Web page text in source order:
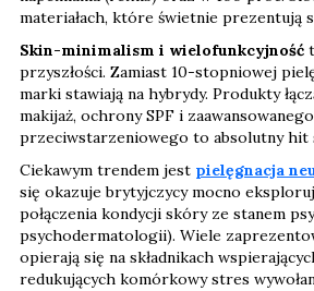
materiałach, które świetnie prezentują
Skin-minimalism i wielofunkcyjność
przyszłości. Zamiast 10-stopniowej
marki stawiają na hybrydy. Produkty
makijaż, ochrony SPF i
przeciwstarzeniowego to absolutny hit
Ciekawym trendem jest pielęgnacja
się okazuje brytyjczycy mocno
połączenia kondycji skóry ze stanem
psychodermatologii). Wiele
opierają się na składnikach
redukujących komórkowy stres